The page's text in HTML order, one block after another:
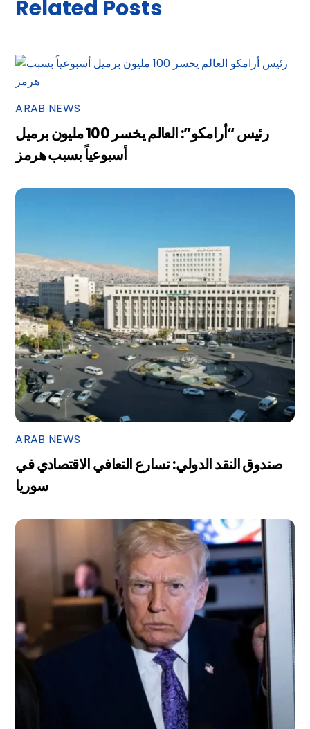
Related Posts
ARAB NEWS
رئيس “أرامكو”: العالم يخسر 100 مليون برميل
أسبوعياً بسبب هرمز
ARAB NEWS
صندوق النقد الدولي: تسارع التعافي الاقتصادي في
سوريا